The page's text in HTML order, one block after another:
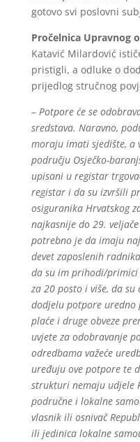
gotovo svi poslovni
Pročelnica Upravnog
Katavić Milardović
pristigli, a odluke o
prijedlog stručnog
– Potpore će se
sredstava. Naravno,
moraju imati sjedište, a
području Osječko-
upisani u registar
registar i da su izvršili
osiguranika Hrvatskog
najkasnije do 29.
potrebno je da imaju
devet zaposlenih
da su im prihodi/
za 20 posto i više, da
dodjelu potpore uredno
plaće i druge obveze
uvjete za odobravanje
odredbama važeće
uređuju ove potpore te
strukturi nemaju udjele
područne i lokalne
vlasnik ili osnivač
ili jedinica lokalne